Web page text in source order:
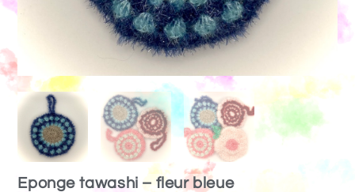
Eponge tawashi – fleur bleue